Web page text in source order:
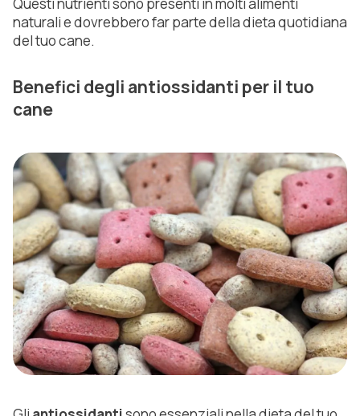
naturali e dovrebbero far parte della dieta quotidiana
del tuo cane.
Benefici degli antiossidanti per il tuo
cane